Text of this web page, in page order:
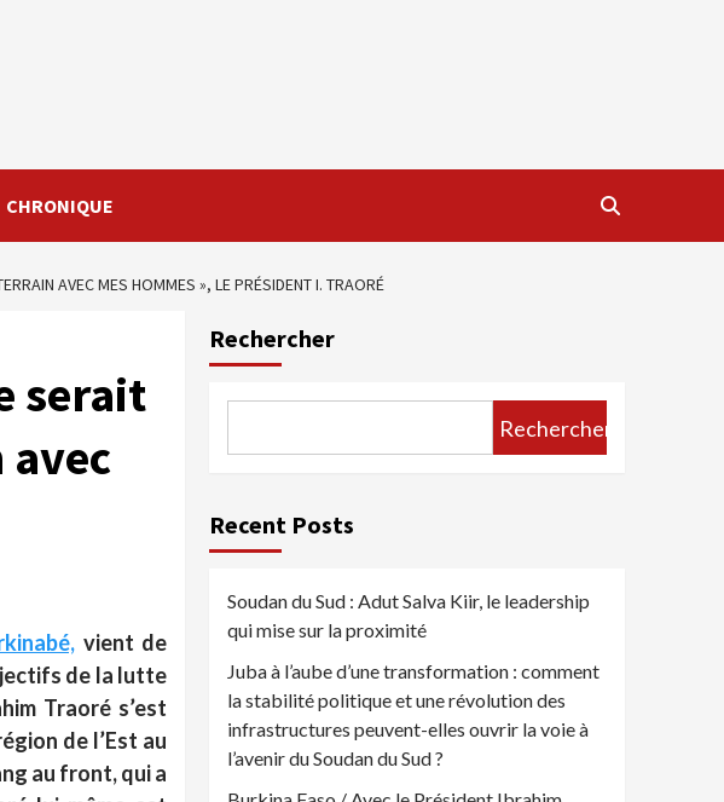
CHRONIQUE
AVEC MES HOMMES », LE PRÉSIDENT I. TRAORÉ
serait
vient de
de la lutte
Traoré s’est
de l’Est au
au front, qui a
Rechercher
Rechercher
Recent Posts
Soudan du Sud : Adut Salva Kiir, le leadership
qui mise sur la proximité
Juba à l’aube d’une transformation : comment
la stabilité politique et une révolution des
infrastructures peuvent-elles ouvrir la voie à
l’avenir du Soudan du Sud ?